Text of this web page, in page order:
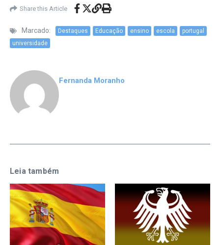
Share this Article
Marcado: Destaques Educação ensino escola
portugal
universidade
Fernanda Moranho
Leia também